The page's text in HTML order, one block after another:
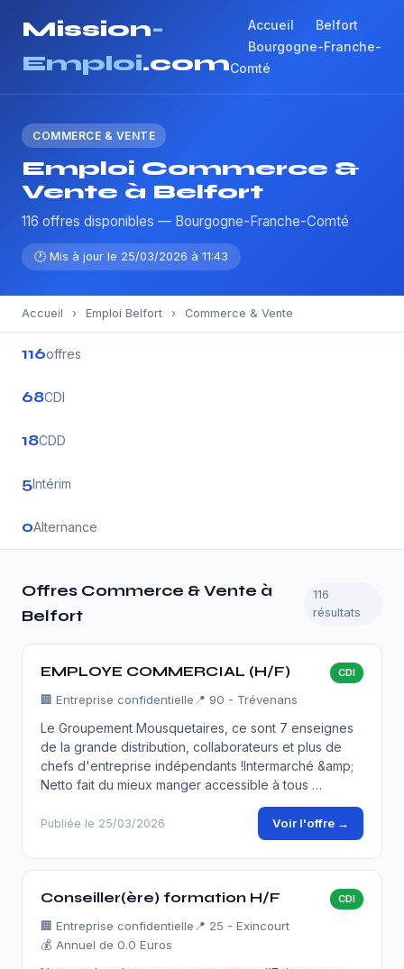
Mission-
Emploi.com
Accueil
Belfort
Bourgogne-Franche-
Comté
COMMERCE & VENTE
Emploi Commerce &
Vente à Belfort
116 offres disponibles — Bourgogne-Franche-Comté
🕐 Mis à jour le 25/03/2026 à 11:43
Accueil › Emploi Belfort › Commerce & Vente
116offres
68CDI
18CDD
5Intérim
0Alternance
Offres Commerce & Vente à
Belfort
116
résultats
EMPLOYE COMMERCIAL (H/F) CDI
🏢 Entreprise confidentielle 📍 90 - Trévenans
Le Groupement Mousquetaires, ce sont 7 enseignes
de la grande distribution, collaborateurs et plus de
chefs d'entreprise indépendants !Intermarché &amp;
Netto fait du mieux manger accessible à tous …
Publiée le 25/03/2026 Voir l'offre →
Conseiller(ère) formation H/F CDI
🏢 Entreprise confidentielle 📍 25 - Exincourt
💰 Annuel de 0.0 Euros